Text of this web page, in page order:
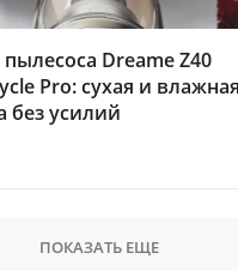
Dreame Z40
Pro: сухая и влажная
без усилий
ПОКАЗАТЬ ЕЩЕ